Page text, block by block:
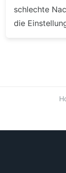
schlechte
die